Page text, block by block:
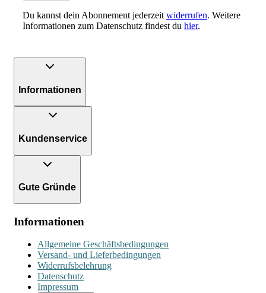
Du kannst dein Abonnement jederzeit widerrufen. Weitere
Informationen zum Datenschutz findest du hier.
Informationen
Kundenservice
Gute Gründe
Informationen
Allgemeine Geschäftsbedingungen
Versand- und Lieferbedingungen
Widerrufsbelehrung
Datenschutz
Impressum